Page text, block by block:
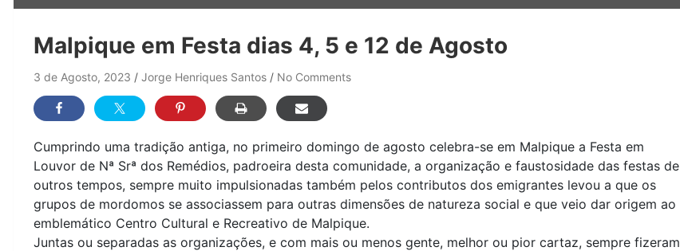
Malpique em Festa dias 4, 5 e 12 de Agosto
3 de Agosto, 2023 Jorge Henriques Santos No Comments
Cumprindo uma tradição antiga, no primeiro domingo de agosto celebra-se em Malpique a Festa em
Louvor de Nª Srª dos Remédios, padroeira desta comunidade, a organização e faustosidade das festas de
outros tempos, sempre muito impulsionadas também pelos contributos dos emigrantes levou a que os
grupos de mordomos se associassem para outras dimensões de natureza social e que veio dar origem ao
emblemático Centro Cultural e Recreativo de Malpique.
Juntas ou separadas as organizações, e com mais ou menos gente, melhor ou pior cartaz, sempre fizeram